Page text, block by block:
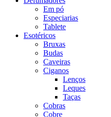
Em pó
Especiarias
Tablete
Esotéricos
Bruxas
Budas
Caveiras
Ciganos
Lenços
Leques
Taças
Cobras
Cobre